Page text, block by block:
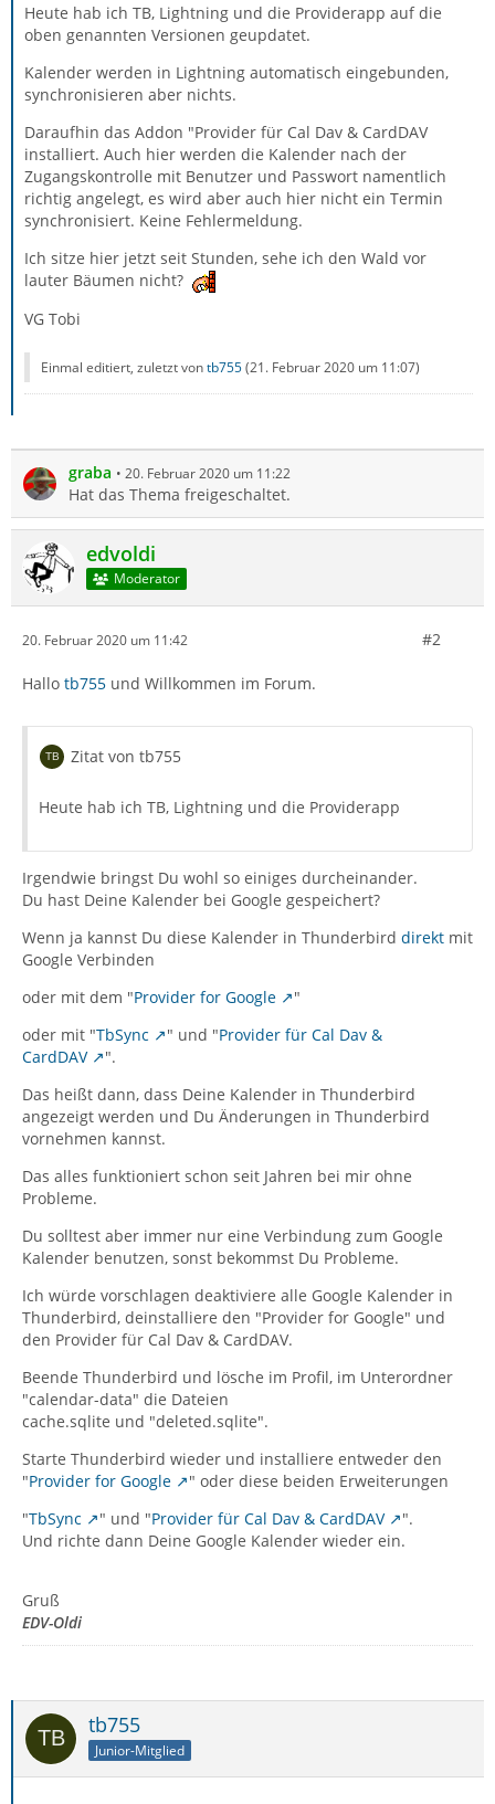
Heute hab ich TB, Lightning und die Providerapp auf die
oben genannten Versionen geupdatet.
Kalender werden in Lightning automatisch eingebunden,
synchronisieren aber nichts.
Daraufhin das Addon "Provider für Cal Dav & CardDAV
installiert. Auch hier werden die Kalender nach der
Zugangskontrolle mit Benutzer und Passwort namentlich
richtig angelegt, es wird aber auch hier nicht ein Termin
synchronisiert. Keine Fehlermeldung.
Ich sitze hier jetzt seit Stunden, sehe ich den Wald vor
lauter Bäumen nicht?
VG Tobi
Einmal editiert, zuletzt vontb755(21. Februar 2020 um 11:07)
graba 20. Februar 2020 um 11:22
Hat das Thema freigeschaltet.
edvoldi
Moderator
20. Februar 2020 um 11:42 #2
Hallo tb755 und Willkommen im Forum.
Zitat von tb755
Heute hab ich TB, Lightning und die Providerapp
Irgendwie bringst Du wohl so einiges durcheinander.
Du hast Deine Kalender bei Google gespeichert?
Wenn ja kannst Du diese Kalender in Thunderbird direkt mit
Google Verbinden
oder mit dem "Provider for Google
"
oder mit "TbSync " und "Provider für Cal Dav &
CardDAV
".
Das heißt dann, dass Deine Kalender in Thunderbird
angezeigt werden und Du Änderungen in Thunderbird
vornehmen kannst.
Das alles funktioniert schon seit Jahren bei mir ohne
Probleme.
Du solltest aber immer nur eine Verbindung zum Google
Kalender benutzen, sonst bekommst Du Probleme.
Ich würde vorschlagen deaktiviere alle Google Kalender in
Thunderbird, deinstalliere den "Provider for Google" und
den Provider für Cal Dav & CardDAV.
Beende Thunderbird und lösche im Profil, im Unterordner
"calendar-data" die Dateien
cache.sqlite und "deleted.sqlite".
Starte Thunderbird wieder und installiere entweder den
"Provider for Google
" oder diese beiden Erweiterungen
"TbSync " und "Provider für Cal Dav & CardDAV
".
Und richte dann Deine Google Kalender wieder ein.
Gruß
EDV-Oldi
tb755
Junior-Mitglied